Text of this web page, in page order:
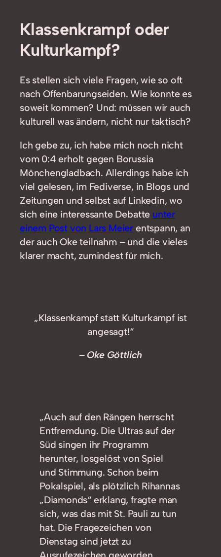
Klassenkrampf oder
Kulturkampf?
Es stellen sich viele Fragen, wie so oft
nach Offenbarungseiden. Wie konnte es
soweit kommen? Und: müssen wir auch
kulturell was ändern, nicht nur taktisch?
Ich gebe zu, ich habe mich noch nicht
vom 0:4 erholt gegen Borussia
Mönchengladbach. Allerdings habe ich
viel gelesen, im Fediverse, in Blogs und
Zeitungen und selbst auf Linkedin, wo
sich eine interessante Debatte unter
einem Post von Lars Meier entspann, an
der auch Oke teilnahm – und die vieles
klarer macht, zumindest für mich.
„Klassenkampf statt Kulturkampf ist
angesagt!“
– Oke Göttlich
„Auch auf den Rängen herrscht
Entfremdung. Die Ultras auf der
Süd singen ihr Programm
herunter, losgelöst von Spiel
und Stimmung. Schon beim
Pokalspiel, als plötzlich Rihannas
„Diamonds“ erklang, fragte man
sich, was das mit St. Pauli zu tun
hat. Die Fragezeichen von
Dienstag sind jetzt zu